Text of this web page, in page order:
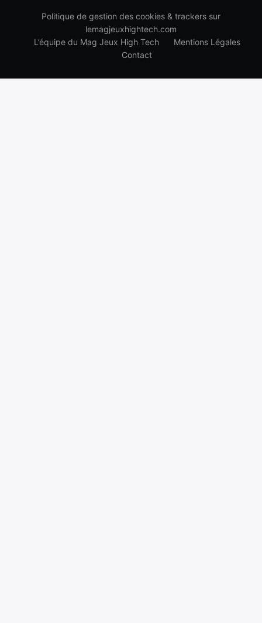
Politique de gestion des cookies & trackers sur
lemagjeuxhightech.com
L’équipe du Mag Jeux High Tech
Mentions Légales
Contact